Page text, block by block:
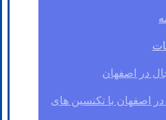
در اصفهان
در اصفهان با تکنسین های